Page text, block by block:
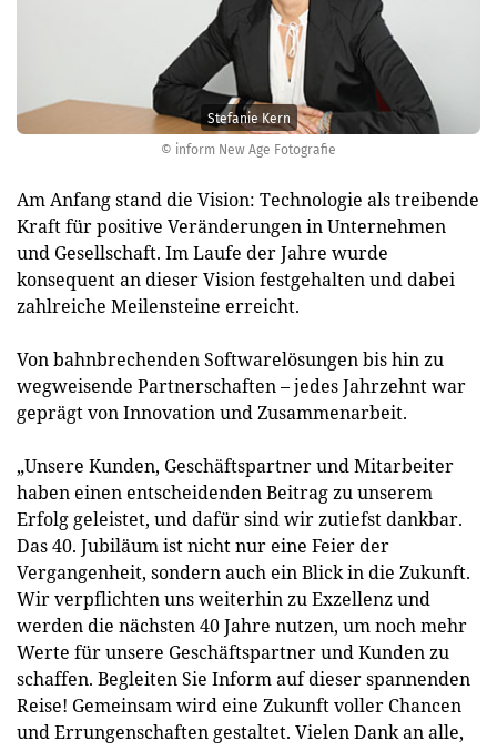
© inform New Age Fotografie
Stefanie Kern
Am Anfang stand die Vision: Technologie als treibende
Kraft für positive Veränderungen in Unternehmen
und Gesellschaft. Im Laufe der Jahre wurde
konsequent an dieser Vision festgehalten und dabei
zahlreiche Meilensteine erreicht.
Von bahnbrechenden Softwarelösungen bis hin zu
wegweisende Partnerschaften – jedes Jahrzehnt war
geprägt von Innovation und Zusammenarbeit.
„Unsere Kunden, Geschäftspartner und Mitarbeiter
haben einen entscheidenden Beitrag zu unserem
Erfolg geleistet, und dafür sind wir zutiefst dankbar.
Das 40. Jubiläum ist nicht nur eine Feier der
Vergangenheit, sondern auch ein Blick in die Zukunft.
Wir verpflichten uns weiterhin zu Exzellenz und
werden die nächsten 40 Jahre nutzen, um noch mehr
Werte für unsere Geschäftspartner und Kunden zu
schaffen. Begleiten Sie Inform auf dieser spannenden
Reise! Gemeinsam wird eine Zukunft voller Chancen
und Errungenschaften gestaltet. Vielen Dank an alle,